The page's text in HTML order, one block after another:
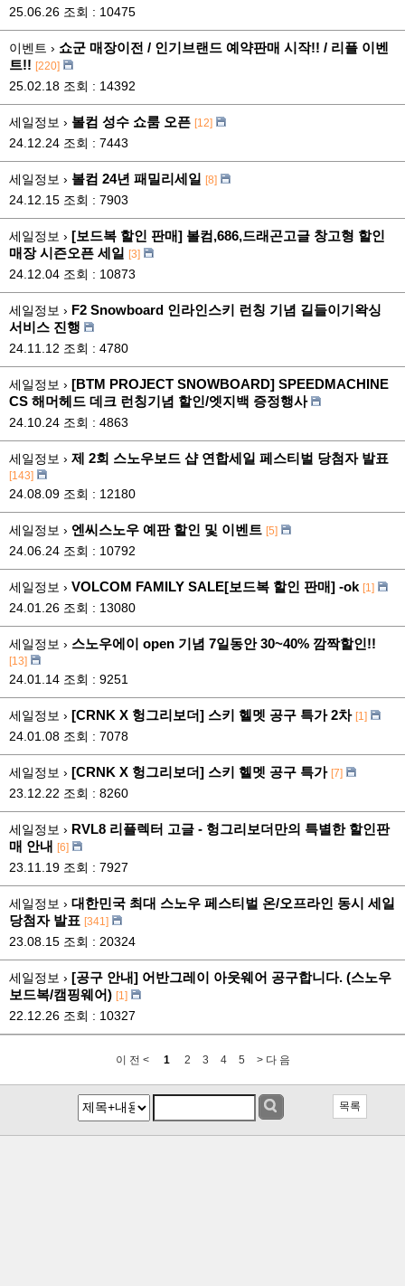
25.06.26 조회 : 10475
이벤트 › 쇼군 매장이전 / 인기브랜드 예약판매 시작!! / 리플 이벤
트!! [220]
25.02.18 조회 : 14392
세일정보 › 볼컴 성수 쇼룸 오픈 [12]
24.12.24 조회 : 7443
세일정보 › 볼컴 24년 패밀리세일 [8]
24.12.15 조회 : 7903
세일정보 › [보드복 할인 판매] 볼컴,686,드래곤고글 창고형 할인
매장 시즌오픈 세일 [3]
24.12.04 조회 : 10873
세일정보 › F2 Snowboard 인라인스키 런칭 기념 길들이기왁싱
서비스 진행
24.11.12 조회 : 4780
세일정보 › [BTM PROJECT SNOWBOARD] SPEEDMACHINE
CS 해머헤드 데크 런칭기념 할인/엣지백 증정행사
24.10.24 조회 : 4863
세일정보 › 제 2회 스노우보드 샵 연합세일 페스티벌 당첨자 발표
[143]
24.08.09 조회 : 12180
세일정보 › 엔씨스노우 예판 할인 및 이벤트 [5]
24.06.24 조회 : 10792
세일정보 › VOLCOM FAMILY SALE[보드복 할인 판매] -ok [1]
24.01.26 조회 : 13080
세일정보 › 스노우에이 open 기념 7일동안 30~40% 깜짝할인!!
[13]
24.01.14 조회 : 9251
세일정보 › [CRNK X 헝그리보더] 스키 헬멧 공구 특가 2차 [1]
24.01.08 조회 : 7078
세일정보 › [CRNK X 헝그리보더] 스키 헬멧 공구 특가 [7]
23.12.22 조회 : 8260
세일정보 › RVL8 리플렉터 고글 - 헝그리보더만의 특별한 할인판
매 안내 [6]
23.11.19 조회 : 7927
세일정보 › 대한민국 최대 스노우 페스티벌 온/오프라인 동시 세일
당첨자 발표 [341]
23.08.15 조회 : 20324
세일정보 › [공구 안내] 어반그레이 아웃웨어 공구합니다. (스노우
보드복/캠핑웨어) [1]
22.12.26 조회 : 10327
이 전 < 1 2 3 4 5 > 다 음
목록